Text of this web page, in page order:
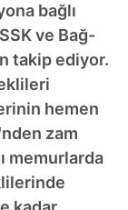
bağlı
ve Bağ-
takip ediyor.
hemen
zam
memurlarda